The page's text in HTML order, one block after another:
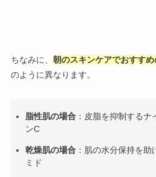
ちなみに、 朝のスキンケアでおすす
のように異なります。
脂性肌の場合 ：皮脂を抑制するナ
ンC
乾燥肌の場合 ：肌の水分保持を
ミド